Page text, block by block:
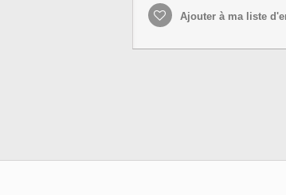
Ajouter à ma liste